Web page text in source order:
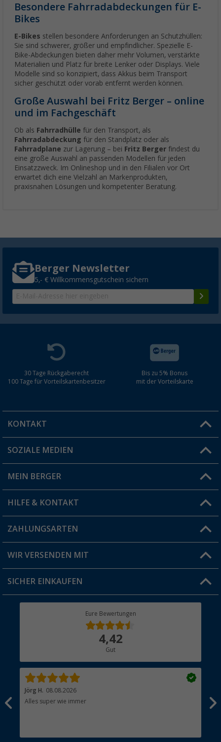
Besondere Fahrradabdeckungen für E-
Bikes
E-Bikes stellen besondere Anforderungen an Schutzhüllen:
Sie sind schwerer, größer und empfindlicher. Spezielle E-
Bike-Abdeckungen bieten daher mehr Volumen, verstärkte
Materialien und Platz für breite Lenker oder Displays. Viele
Modelle sind so konzipiert, dass Akkus beim Transport
sicher geschützt oder vorab entfernt werden können.
Große Auswahl bei Fritz Berger – online
und im Fachgeschäft
Ob als Fahrradhülle für den Transport, als
Fahrradabdeckung für den Standplatz oder als
Fahrradplane zur Lagerung – bei Fritz Berger findest du
eine große Auswahl an passenden Modellen für jeden
Einsatzzweck. Im Onlineshop und in den Filialen vor Ort
erwartet dich eine Vielzahl an Markenprodukten,
praxisnahen Lösungen und kompetenter Beratung.
Berger Newsletter
5,- € Willkommensgutschein sichern
30 Tage Rückgaberecht
100 Tage für Vorteilskartenbesitzer
Bis zu 5% Bonus
mit der Vorteilskarte
KONTAKT
Du hast eine Frage?
Filiale finden
SOZIALE MEDIEN
MEIN BERGER
Vorteilskarte
Blog
Jobs & Karriere
HILFE & KONTAKT
FAQ & Kontakt
Versandinformationen
Rücksendung
ZAHLUNGSARTEN
WIR VERSENDEN MIT
SICHER EINKAUFEN
Eure Bewertungen
4,42
Gut
Jörg H. 08.08.2026
Alles super wie immer